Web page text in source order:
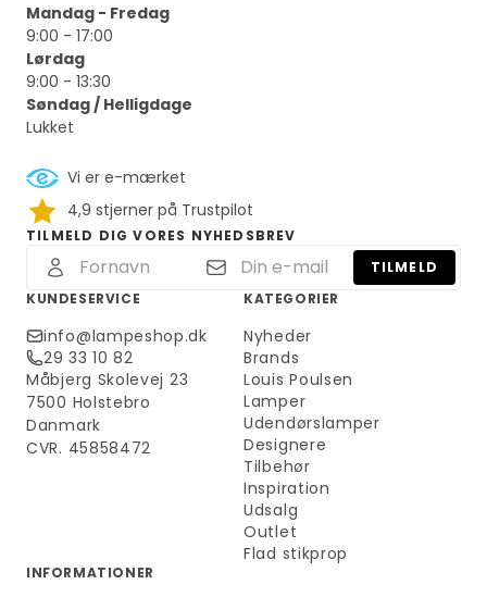
Mandag - Fredag
9:00 - 17:00
Lørdag
9:00 - 13:30
Søndag / Helligdage
Lukket
Vi er e-mærket
4,9 stjerner på Trustpilot
TILMELD DIG VORES NYHEDSBREV
TILMELD
KUNDESERVICE
info@lampeshop.dk
29 33 10 82
Måbjerg Skolevej 23
7500 Holstebro
Danmark
CVR. 45858472
KATEGORIER
Nyheder
Brands
Louis Poulsen
Lamper
Udendørslamper
Designere
Tilbehør
Inspiration
Udsalg
Outlet
Flad stikprop
INFORMATIONER